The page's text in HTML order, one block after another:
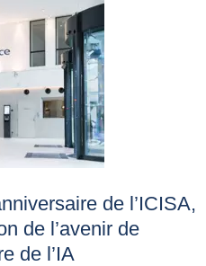
de l’ICISA,
de l’avenir de
de l’IA